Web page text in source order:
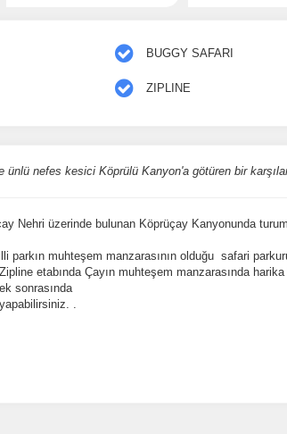
BUGGY SAFARI
ZIPLINE
ünlü nefes kesici Köprülü Kanyon'a götüren bir
Nehri üzerinde bulunan Köprüçay Kanyonunda
parkın muhteşem manzarasının olduğu safari
etabında Çayın muhteşem manzarasında
sonrasında
.